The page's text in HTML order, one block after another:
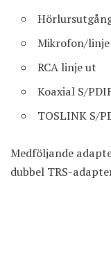
Mikrofon/
RCA linje ut
Koaxial S/
TOSLINK S/
Medföljande
dubbel TRS-